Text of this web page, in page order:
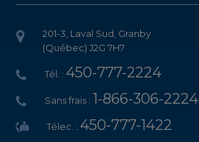
201-3, Laval Sud, Granby
(Québec) J2G 7H7
Tél. :450-777-2224
Sans frais : 1-866-306-2224
Télec. :450-777-1422